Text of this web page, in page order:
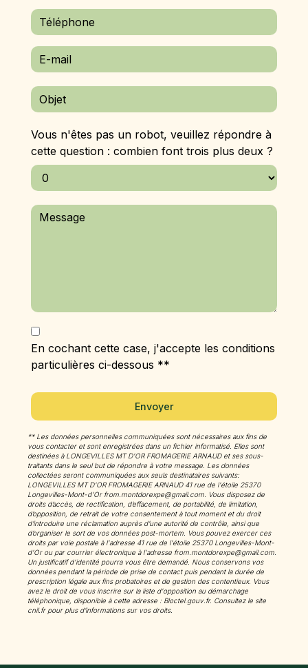
Vous n'êtes pas un robot, veuillez répondre à
cette question : combien font trois plus deux ?
En cochant cette case, j'accepte les conditions
particulières ci-dessous **
Envoyer
** Les données personnelles communiquées sont nécessaires aux fins de
vous contacter et sont enregistrées dans un fichier informatisé. Elles sont
destinées à LONGEVILLES MT D'OR FROMAGERIE ARNAUD et ses sous-
traitants dans le seul but de répondre à votre message. Les données
collectées seront communiquées aux seuls destinataires suivants:
LONGEVILLES MT D'OR FROMAGERIE ARNAUD 41 rue de l'étoile 25370
Longevilles-Mont-d'Or from.montdorexpe@gmail.com. Vous disposez de
droits d’accès, de rectification, d’effacement, de portabilité, de limitation,
d’opposition, de retrait de votre consentement à tout moment et du droit
d’introduire une réclamation auprès d’une autorité de contrôle, ainsi que
d’organiser le sort de vos données post-mortem. Vous pouvez exercer ces
droits par voie postale à l'adresse 41 rue de l'étoile 25370 Longevilles-Mont-
d'Or ou par courrier électronique à l'adresse from.montdorexpe@gmail.com.
Un justificatif d'identité pourra vous être demandé. Nous conservons vos
données pendant la période de prise de contact puis pendant la durée de
prescription légale aux fins probatoires et de gestion des contentieux. Vous
avez le droit de vous inscrire sur la liste d'opposition au démarchage
téléphonique, disponible à cette adresse : Bloctel.gouv.fr. Consultez le site
cnil.fr pour plus d’informations sur vos droits.